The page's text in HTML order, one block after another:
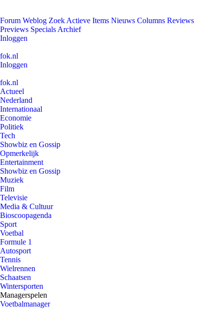
Forum Weblog Zoek Actieve Items Nieuws Columns Reviews
Previews Specials Archief
Inloggen
fok.nl
Inloggen
fok.nl
Actueel
Nederland
Internationaal
Economie
Politiek
Tech
Showbiz en Gossip
Opmerkelijk
Entertainment
Showbiz en Gossip
Muziek
Film
Televisie
Media & Cultuur
Bioscoopagenda
Sport
Voetbal
Formule 1
Autosport
Tennis
Wielrennen
Schaatsen
Wintersporten
Managerspelen
Voetbalmanager